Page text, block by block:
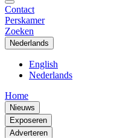
Contact
Perskamer
Zoeken
Nederlands
English
Nederlands
Home
Nieuws
Exposeren
Adverteren